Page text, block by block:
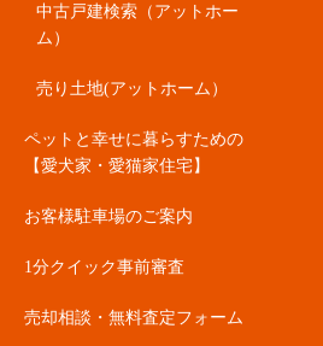
中古戸建検索（アットホー
ム）
売り土地(アットホーム）
ペットと幸せに暮らすための
【愛犬家・愛猫家住宅】
お客様駐車場のご案内
1分クイック事前審査
売却相談・無料査定フォーム